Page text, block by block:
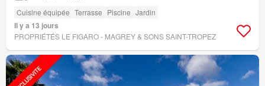
Cuisine équipée Terrasse Piscine Jardin
Il y a 13 jours
PROPRIÉTÉS LE FIGARO - MAGREY & SONS SAINT-TROPEZ